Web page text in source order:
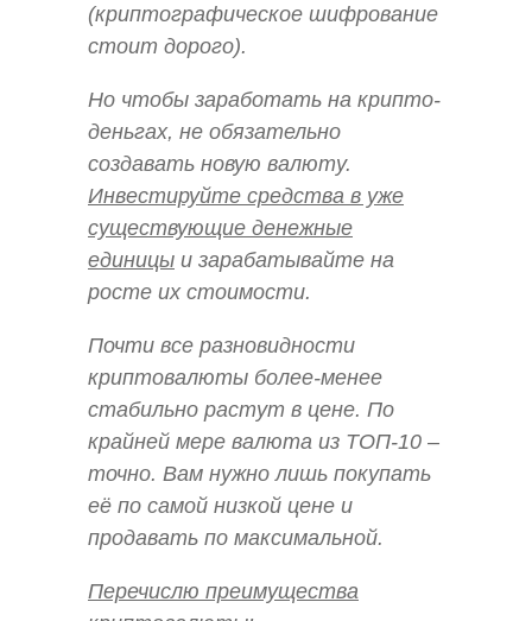
(криптографическое шифрование
стоит дорого).
Но чтобы заработать на крипто-
деньгах, не обязательно
создавать новую валюту.
Инвестируйте средства в уже
существующие денежные
единицы и зарабатывайте на
росте их стоимости.
Почти все разновидности
криптовалюты более-менее
стабильно растут в цене. По
крайней мере валюта из ТОП-10 –
точно. Вам нужно лишь покупать
её по самой низкой цене и
продавать по максимальной.
Перечислю преимущества